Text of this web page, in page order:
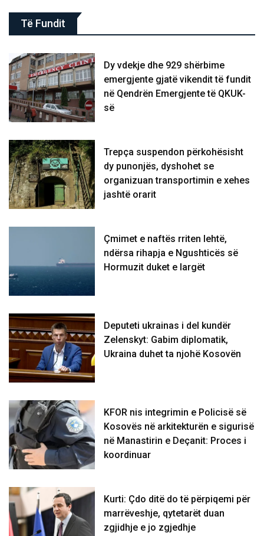
Të Fundit
Dy vdekje dhe 929 shërbime
emergjente gjatë vikendit të fundit
në Qendrën Emergjente të QKUK-
së
Trepça suspendon përkohësisht
dy punonjës, dyshohet se
organizuan transportimin e xehes
jashtë orarit
Çmimet e naftës rriten lehtë,
ndërsa rihapja e Ngushticës së
Hormuzit duket e largët
Deputeti ukrainas i del kundër
Zelenskyt: Gabim diplomatik,
Ukraina duhet ta njohë Kosovën
KFOR nis integrimin e Policisë së
Kosovës në arkitekturën e sigurisë
në Manastirin e Deçanit: Proces i
koordinuar
Kurti: Çdo ditë do të përpiqemi për
marrëveshje, qytetarët duan
zgjidhje e jo zgjedhje